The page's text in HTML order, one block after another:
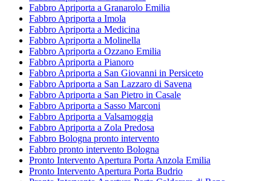
Fabbro Apriporta a Granarolo Emilia
Fabbro Apriporta a Imola
Fabbro Apriporta a Medicina
Fabbro Apriporta a Molinella
Fabbro Apriporta a Ozzano Emilia
Fabbro Apriporta a Pianoro
Fabbro Apriporta a San Giovanni in Persiceto
Fabbro Apriporta a San Lazzaro di Savena
Fabbro Apriporta a San Pietro in Casale
Fabbro Apriporta a Sasso Marconi
Fabbro Apriporta a Valsamoggia
Fabbro Apriporta a Zola Predosa
Fabbro Bologna pronto intervento
Fabbro pronto intervento Bologna
Pronto Intervento Apertura Porta Anzola Emilia
Pronto Intervento Apertura Porta Budrio